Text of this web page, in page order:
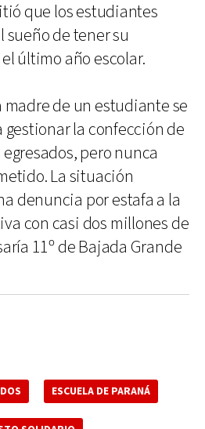
que los estudiantes
de tener su
último año escolar.
madre de un estudiante se
la confección de
pero nunca
La situación
denuncia por estafa a la
con casi dos millones de
11º de Bajada Grande
ESCUELA DE PARANÁ